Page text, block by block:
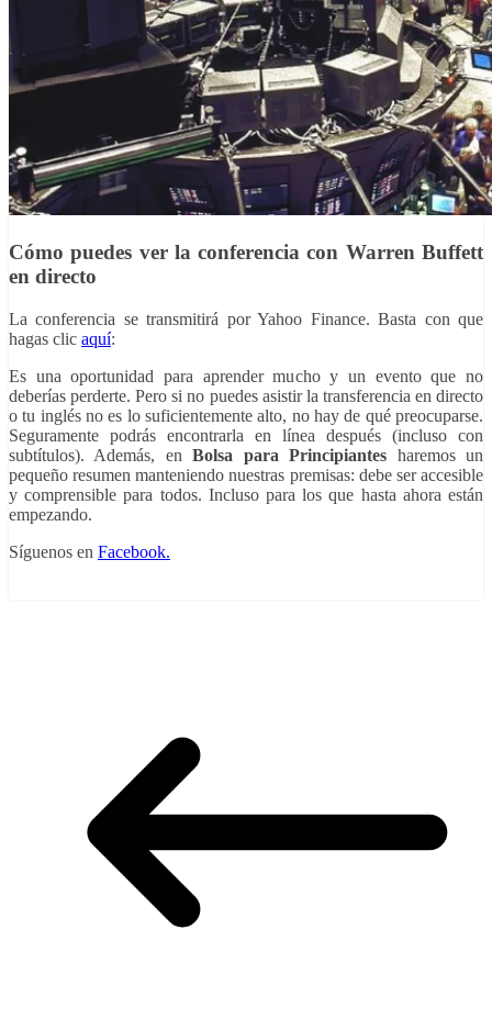
Cómo puedes ver la conferencia con Warren Buffett
en directo
La conferencia se transmitirá por Yahoo Finance. Basta con que
hagas clic aquí:
Es una oportunidad para aprender mucho y un evento que no
deberías perderte. Pero si no puedes asistir la transferencia en directo
o tu inglés no es lo suficientemente alto, no hay de qué preocuparse.
Seguramente podrás encontrarla en línea después (incluso con
subtítulos). Además, enBolsa para Principiantes haremos un
pequeño resumen manteniendo nuestras premisas: debe ser accesible
y comprensible para todos. Incluso para los que hasta ahora están
empezando.
Síguenos en Facebook.